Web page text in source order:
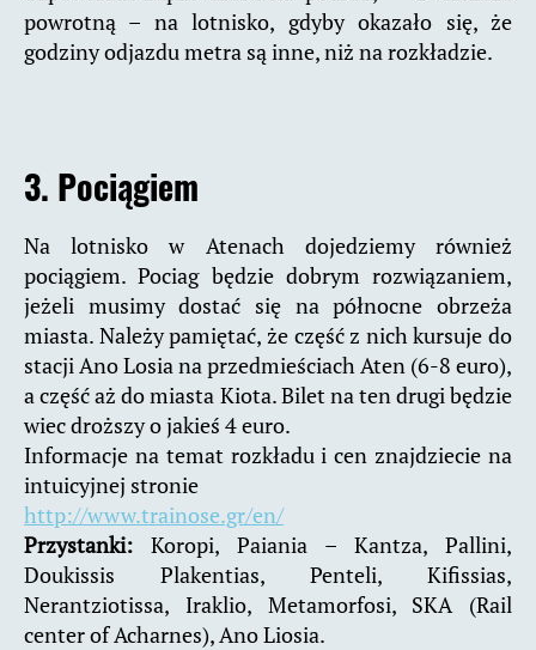
powrotną – na lotnisko, gdyby okazało się, że
godziny odjazdu metra są inne, niż na rozkładzie.
3. Pociągiem
Na lotnisko w Atenach dojedziemy również
pociągiem. Pociag będzie dobrym rozwiązaniem,
jeżeli musimy dostać się na północne obrzeża
miasta. Należy pamiętać, że część z nich kursuje do
stacji Ano Losia na przedmieściach Aten (6-8 euro),
a część aż do miasta Kiota. Bilet na ten drugi będzie
wiec droższy o jakieś 4 euro.
Informacje na temat rozkładu i cen znajdziecie na
intuicyjnej stronie
http://www.trainose.gr/en/
Przystanki: Koropi, Paiania – Kantza, Pallini,
Doukissis Plakentias, Penteli, Kifissias,
Nerantziotissa, Iraklio, Metamorfosi, SKA (Rail
center of Acharnes), Ano Liosia.